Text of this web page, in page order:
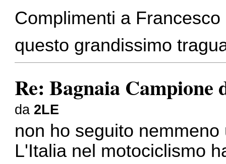
Complimenti a
questo grandissimo
Re: Bagnaia Campione
da 2LE
non ho seguito
L'Italia nel motociclismo